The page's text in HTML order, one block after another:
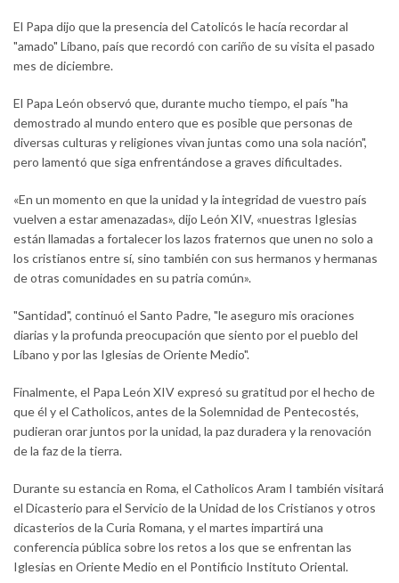
El Papa dijo que la presencia del Catolicós le hacía recordar al
"amado" Líbano, país que recordó con cariño de su visita el pasado
mes de diciembre.
El Papa León observó que, durante mucho tiempo, el país "ha
demostrado al mundo entero que es posible que personas de
diversas culturas y religiones vivan juntas como una sola nación",
pero lamentó que siga enfrentándose a graves dificultades.
«En un momento en que la unidad y la integridad de vuestro país
vuelven a estar amenazadas», dijo León XIV, «nuestras Iglesias
están llamadas a fortalecer los lazos fraternos que unen no solo a
los cristianos entre sí, sino también con sus hermanos y hermanas
de otras comunidades en su patria común».
"Santidad", continuó el Santo Padre, "le aseguro mis oraciones
diarias y la profunda preocupación que siento por el pueblo del
Líbano y por las Iglesias de Oriente Medio".
Finalmente, el Papa León XIV expresó su gratitud por el hecho de
que él y el Catholicos, antes de la Solemnidad de Pentecostés,
pudieran orar juntos por la unidad, la paz duradera y la renovación
de la faz de la tierra.
Durante su estancia en Roma, el Catholicos Aram I también visitará
el Dicasterio para el Servicio de la Unidad de los Cristianos y otros
dicasterios de la Curia Romana, y el martes impartirá una
conferencia pública sobre los retos a los que se enfrentan las
Iglesias en Oriente Medio en el Pontificio Instituto Oriental.